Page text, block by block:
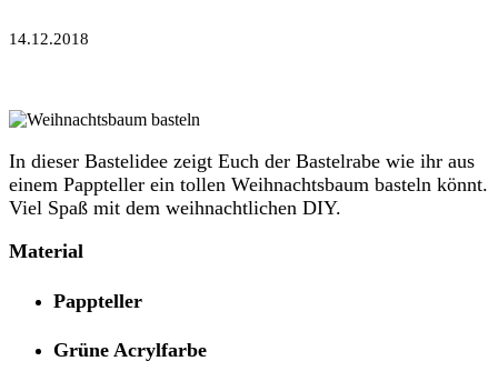
14.12.2018
In dieser Bastelidee zeigt Euch der Bastelrabe wie ihr aus
einem Pappteller ein tollen Weihnachtsbaum basteln könnt.
Viel Spaß mit dem weihnachtlichen DIY.
Material
Pappteller
Grüne Acrylfarbe